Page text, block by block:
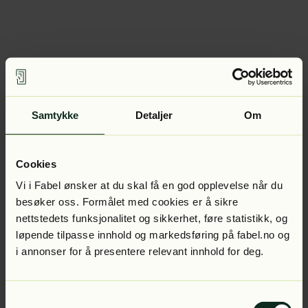
Samtykke Detaljer Om
Cookies
Vi i Fabel ønsker at du skal få en god opplevelse når du
besøker oss. Formålet med cookies er å sikre
nettstedets funksjonalitet og sikkerhet, føre statistikk, og
løpende tilpasse innhold og markedsføring på fabel.no og
i annonser for å presentere relevant innhold for deg.